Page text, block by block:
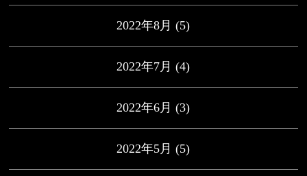
2022年8月 (5)
2022年7月 (4)
2022年6月 (3)
2022年5月 (5)